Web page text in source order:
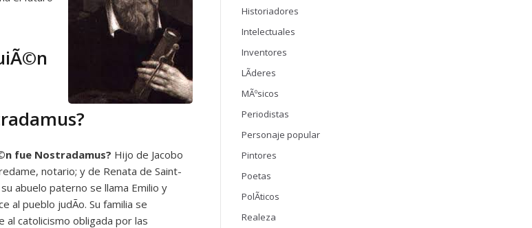
fue Nostradamus? Hijo de Jacobo
notario; y de Renata de Saint-
abuelo paterno se llama Emilio y
al pueblo judÃ­o. Su familia se
al catolicismo obligada por las
Historiadores
Intelectuales
Inventores
LÃ­deres
MÃºsicos
Periodistas
Personaje popular
Pintores
Poetas
PolÃ­ticos
Realeza